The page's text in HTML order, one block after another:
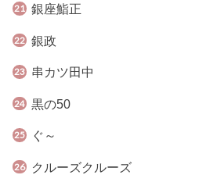
銀座鮨正
銀政
串カツ田中
黒の50
ぐ～
クルーズクルーズ